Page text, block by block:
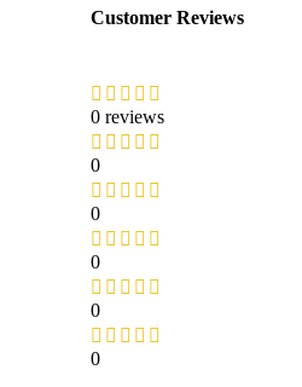
Customer Reviews
0 reviews
0
0
0
0
0